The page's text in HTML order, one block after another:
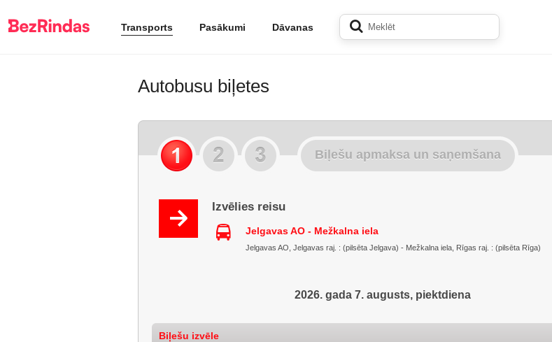
Transports Pasākumi Dāvanas
Autobusu biļetes
Biļešu apmaksa un saņemšana
Izvēlies reisu
Jelgavas AO - Mežkalna iela
Jelgavas AO, Jelgavas raj. : (pilsēta Jelgava) - Mežkalna iela, Rīgas raj. : (pilsēta Rīga)
2026. gada 7. augusts, piektdiena
Biļešu izvēle